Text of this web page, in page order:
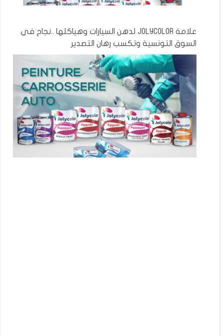
علامة JOLYCOLOR لدهن السيارات وهياكلها ..نجاح في
السوق التونسية وتكسب رهان التصدير